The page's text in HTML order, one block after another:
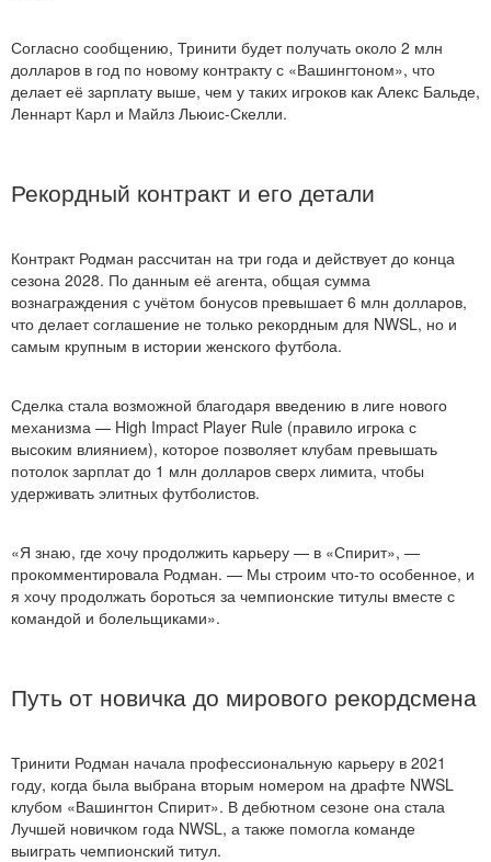
Согласно сообщению, Тринити будет получать около 2 млн
долларов в год по новому контракту с «Вашингтоном», что
делает её зарплату выше, чем у таких игроков как Алекс Бальде,
Леннарт Карл и Майлз Льюис-Скелли.
Рекордный контракт и его детали
Контракт Родман рассчитан на три года и действует до конца
сезона 2028. По данным её агента, общая сумма
вознаграждения с учётом бонусов превышает 6 млн долларов,
что делает соглашение не только рекордным для NWSL, но и
самым крупным в истории женского футбола.
Сделка стала возможной благодаря введению в лиге нового
механизма — High Impact Player Rule (правило игрока с
высоким влиянием), которое позволяет клубам превышать
потолок зарплат до 1 млн долларов сверх лимита, чтобы
удерживать элитных футболистов.
«Я знаю, где хочу продолжить карьеру — в «Спирит», —
прокомментировала Родман. — Мы строим что-то особенное, и
я хочу продолжать бороться за чемпионские титулы вместе с
командой и болельщиками».
Путь от новичка до мирового рекордсмена
Тринити Родман начала профессиональную карьеру в 2021
году, когда была выбрана вторым номером на драфте NWSL
клубом «Вашингтон Спирит». В дебютном сезоне она стала
Лучшей новичком года NWSL, а также помогла команде
выиграть чемпионский титул.